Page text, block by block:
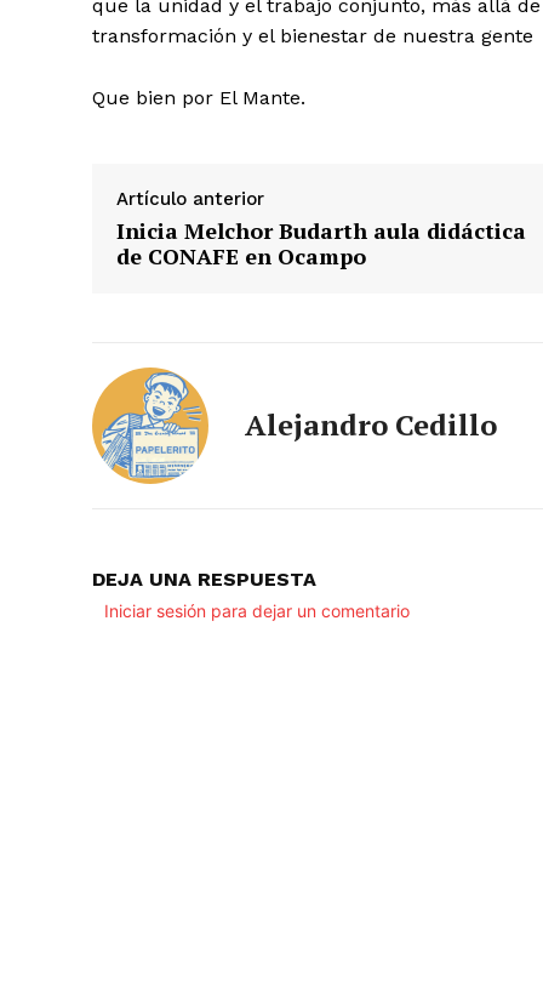
que la unidad y el trabajo conjunto, más allá
transformación y el bienestar de nuestra gente
Que bien por El Mante.
Artículo anterior
Inicia Melchor Budarth aula didáctica
de CONAFE en Ocampo
Alejandro Cedillo
DEJA UNA RESPUESTA
Iniciar sesión para dejar un comentario